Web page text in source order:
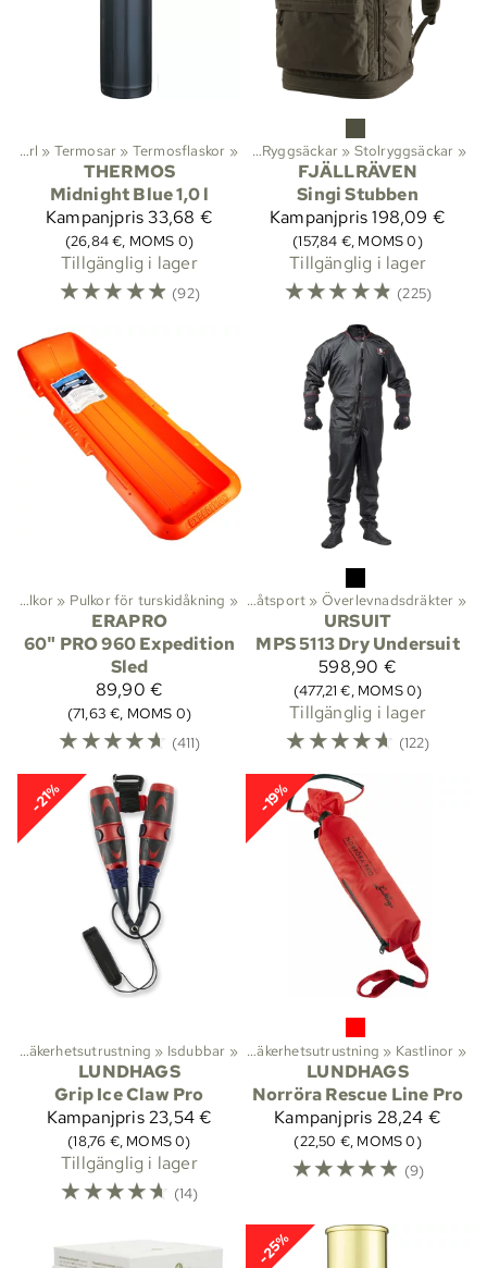
Kärl ‪» Termosar ‪» Termosflaskor ‪»
THERMOS
Midnight Blue 1,0 l
Kampanjpris33,68 €
(26,84 €, MOMS 0)
Tillgänglig i lager
☆☆☆☆☆ (92)
Vandring‪» Ryggsäckar och väskor ‪» Ryggsäckar ‪» Stolryggsäckar ‪»
FJÄLLRÄVEN
Singi Stubben
Kampanjpris198,09 €
(157,84 €, MOMS 0)
Tillgänglig i lager
☆☆☆☆☆ (225)
Fjällpulkor ‪» Pulkor för turskidåkning ‪»
ERAPRO
60" PRO 960 Expedition
Sled
89,90 €
(71,63 €, MOMS 0)
☆☆☆☆☆ (411)
Aktiviteter‪» Båtsport ‪» Överlevnadsdräkter ‪»
URSUIT
MPS 5113 Dry Undersuit
598,90 €
(477,21 €, MOMS 0)
Tillgänglig i lager
☆☆☆☆☆ (122)
-21%
Säkerhetsutrustning ‪» Isdubbar ‪»
LUNDHAGS
Grip Ice Claw Pro
Kampanjpris23,54 €
(18,76 €, MOMS 0)
Tillgänglig i lager
☆☆☆☆☆ (14)
-19%
‪»Långfärdsskridskoåkning‪» Säkerhetsutrustning ‪» Kastlinor ‪»
LUNDHAGS
Norröra Rescue Line Pro
Kampanjpris 28,24 €
(22,50 €, MOMS 0)
☆☆☆☆☆ (9)
-25%